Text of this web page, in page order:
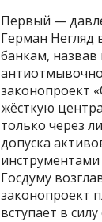
Первый —
Герман Негляд
банкам,
законопроект
жёсткую
только через
допуска
Госдуму
законопроект
вступает в